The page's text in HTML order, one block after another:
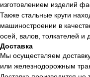
изготовлением изделий
Также стальные круги
машиностроении в
осей, валов, толкателей и
Доставка
Мы осуществляем
или железнодорожным